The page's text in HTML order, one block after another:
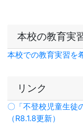
本校の教育実
本校での教育実習を
リンク
〇「不登校児童生徒
（R8.1.8更新）